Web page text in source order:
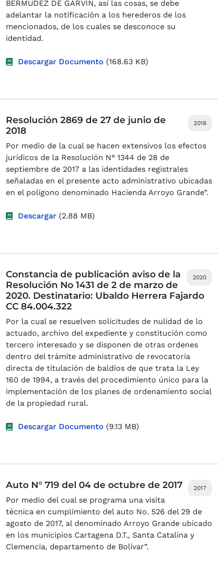
BERMUDEZ DE GARVIN, así las cosas, se debe
adelantar la notificación a los herederos de los
mencionados, de los cuales se desconoce su
identidad.
Descargar Documento (168.63 KB)
2018
Resolución 2869 de 27 de junio de
2018
Por medio de la cual se hacen extensivos los efectos
jurídicos de la Resolución N° 1344 de 28 de
septiembre de 2017 a las identidades registrales
señaladas en el presente acto administrativo ubicadas
en el polígono denominado Hacienda Arroyo Grande”.
Descargar (2.88 MB)
2020
Constancia de publicación aviso de la
Resolución No 1431 de 2 de marzo de
2020. Destinatario: Ubaldo Herrera Fajardo
CC 84.004.322
Por la cual se resuelven solicitudes de nulidad de lo
actuado, archivo del expediente y constitución como
tercero interesado y se disponen de otras ordenes
dentro del trámite administrativo de revocatoria
directa de titulación de baldíos de que trata la Ley
160 de 1994, a través del procedimiento único para la
implementación de los planes de ordenamiento social
de la propiedad rural.
Descargar Documento (9.13 MB)
2017
Auto N° 719 del 04 de octubre de 2017
Por medio del cual se programa una visita
técnica en cumplimiento del auto No. 526 del 29 de
agosto de 2017, al denominado Arroyo Grande ubicado
en los municipios Cartagena D.T., Santa Catalina y
Clemencia, departamento de Bolívar”.